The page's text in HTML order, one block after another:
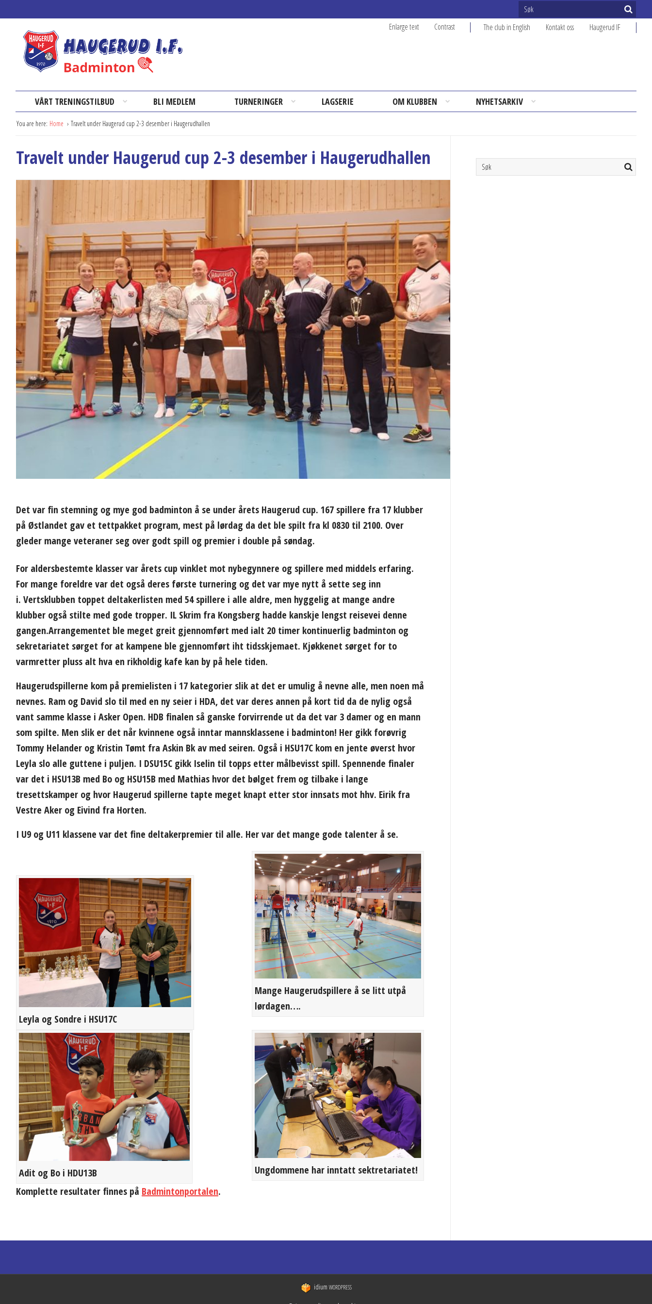
Enlarge text Contrast The club in English Kontakt oss Haugerud IF
VÅRT TRENINGSTILBUD BLI MEDLEM TURNERINGER LAGSERIE OM KLUBBEN NYHETSARKIV
You are here: Home Travelt under Haugerud cup 2-3 desember i Haugerudhallen
Travelt under Haugerud cup 2-3 desember i Haugerudhallen
Det var fin stemning og mye god badminton å se under årets Haugerud cup. 167 spillere fra 17 klubber
på Østlandet gav et tettpakket program, mest på lørdag da det ble spilt fra kl 0830 til 2100. Over
gleder mange veteraner seg over godt spill og premier i double på søndag.
For aldersbestemte klasser var årets cup vinklet mot nybegynnere og spillere med middels erfaring.
For mange foreldre var det også deres første turnering og det var mye nytt å sette seg inn
i. Vertsklubben toppet deltakerlisten med 54 spillere i alle aldre, men hyggelig at mange andre
klubber også stilte med gode tropper. IL Skrim fra Kongsberg hadde kanskje lengst reisevei denne
gangen.Arrangementet ble meget greit gjennomført med ialt 20 timer kontinuerlig badminton og
sekretariatet sørget for at kampene ble gjennomført iht tidsskjemaet. Kjøkkenet sørget for to
varmretter pluss alt hva en rikholdig kafe kan by på hele tiden.
Haugerudspillerne kom på premielisten i 17 kategorier slik at det er umulig å nevne alle, men noen må
nevnes. Ram og David slo til med en ny seier i HDA, det var deres annen på kort tid da de nylig også
vant samme klasse i Asker Open. HDB finalen så ganske forvirrende ut da det var 3 damer og en mann
som spilte. Men slik er det når kvinnene også inntar mannsklassene i badminton! Her gikk forøvrig
Tommy Helander og Kristin Tømt fra Askin Bk av med seiren. Også i HSU17C kom en jente øverst hvor
Leyla slo alle guttene i puljen. I DSU15C gikk Iselin til topps etter målbevisst spill. Spennende finaler
var det i HSU13B med Bo og HSU15B med Mathias hvor det bølget frem og tilbake i lange
tresettskamper og hvor Haugerud spillerne tapte meget knapt etter stor innsats mot hhv. Eirik fra
Vestre Aker og Eivind fra Horten.
I U9 og U11 klassene var det fine deltakerpremier til alle. Her var det mange gode talenter å se.
Mange Haugerudspillere å se litt utpå
lørdagen….
Leyla og Sondre i HSU17C
Ungdommene har inntatt sektretariatet!
Adit og Bo i HDU13B
Komplette resultater finnes på Badmintonportalen.
idium WORDPRESS